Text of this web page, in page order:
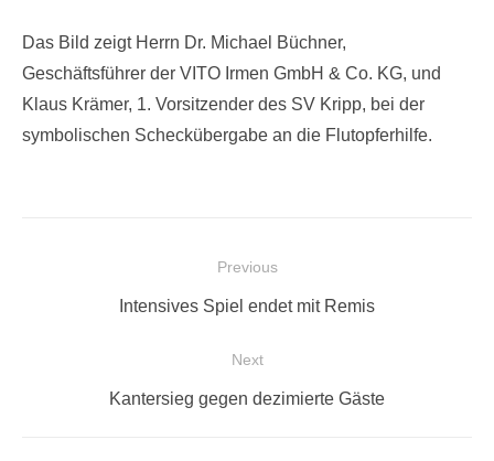
Das Bild zeigt Herrn Dr. Michael Büchner,
Geschäftsführer der VITO Irmen GmbH & Co. KG, und
Klaus Krämer, 1. Vorsitzender des SV Kripp, bei der
symbolischen Scheckübergabe an die Flutopferhilfe.
Beitragsnavigation
Previous
Previous
Intensives Spiel endet mit Remis
Next
Next
Kantersieg gegen dezimierte Gäste